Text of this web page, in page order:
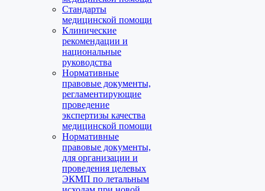
Стандарты
медицинской помощи
Клинические
рекомендации и
национальные
руководства
Нормативные
правовые документы,
регламентирующие
проведение
экспертизы качества
медицинской помощи
Нормативные
правовые документы,
для организации и
проведения целевых
ЭКМП по летальным